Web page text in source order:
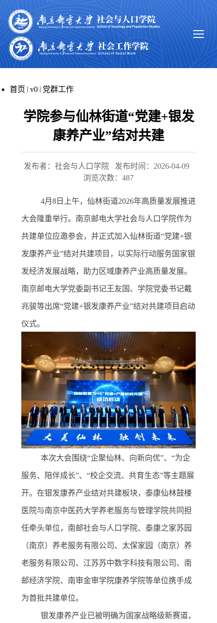
首页 v0 党群工作
学院参与仙林街道“党建+银发
康养产业”结对共建
发布者：社会与人口学院
发布时间：2026-04-09
浏览次数： 487
4月 8 日上午，仙林街道2026年高质量发展推进
大会隆重举行。南京邮电大学社会与人口学院作为
共建单位应邀参会，并正式加入仙林街道“党建+银
发康养产业”结对共建项目，以实际行动服务国家银
发经济发展战略，助力区域康养产业高质量发展。
南京邮电大学党委副书记王友国、学院党委书记戴
兆骏等出席“党建+银发康养产业”结对共建项目启动
仪式。
本次大会围绕“企聚仙林、向新向优”、“为企
服务、陪伴成长”、“校企交流、共育生态”等主题展
开。在银发康养产业结对共建板块，泰康仙林鼓楼
医院与南京中医药大学养老服务与管理学院共同担
任牵头单位，南邮社会与人口学院、泰康之家苏园
（南京）养老服务有限公司、太保家园（南京）养
老服务有限公司、江苏苏中数字科技有限公司、南
邮经济学院、南审金审学院康养学院等单位携手成
为首批共建单位。
银发康养产业已被明确为国家战略级新赛道，